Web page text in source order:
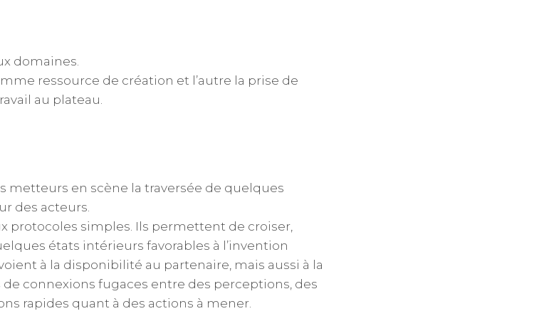
domaines.
ressource de création et l’autre la prise de
au plateau.
metteurs en scène la traversée de quelques
des acteurs.
protocoles simples. Ils permettent de croiser,
états intérieurs favorables à l’invention
à la disponibilité au partenaire, mais aussi à la
de connexions fugaces entre des perceptions, des
rapides quant à des actions à mener.